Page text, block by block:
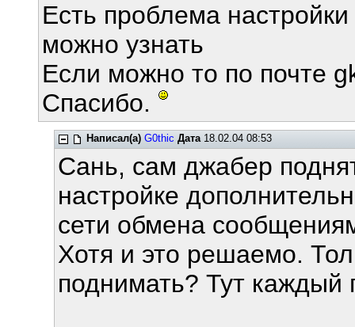
Есть проблема
можно узнать
Если можно то по почте
Спасибо.
Написал(а) G0thic Дата18.02.04 08:53
Сань, сам джабер
настройке
сети обмена
Хотя и это решаемо.
поднимать? Тут каждый